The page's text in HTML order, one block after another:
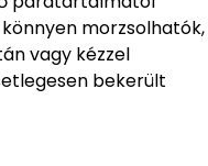
morzsolhatók,
vagy kézzel
bekerült